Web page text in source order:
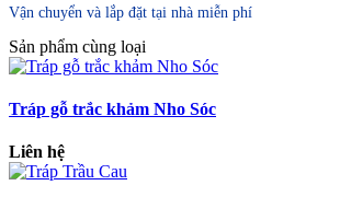
Vận chuyển và lắp đặt tại nhà miễn phí
Sản phẩm cùng loại
Tráp gỗ trắc khảm Nho Sóc
Liên hệ